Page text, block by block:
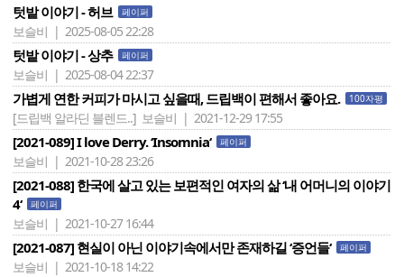
텃밭 이야기 - 허브 페이퍼
보슬비 | 2025-08-05 22:28
텃밭 이야기 - 상추 페이퍼
보슬비 | 2025-08-04 22:37
가볍게 연한 커피가 마시고 싶을때, 드립백이 편해서 좋아요. 100자평
[드립백 알라딘 블렌드..] 보슬비 | 2021-12-29 17:55
[2021-089] I love Derry. ‘Insomnia‘ 페이퍼
보슬비 | 2021-10-28 23:26
[2021-088] 한국에 살고 있는 보편적인 여자의 삶 ‘내 어머니의 이야기
4‘
페이퍼
보슬비 | 2021-10-27 16:44
[2021-087] 현실이 아닌 이야기속에서만 존재하길 ‘증언들‘ 페이퍼
보슬비 | 2021-10-18 14:22